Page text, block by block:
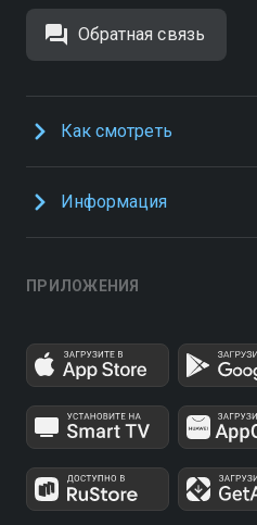
Обратная связь
Как смотреть
Информация
ПРИЛОЖЕНИЯ